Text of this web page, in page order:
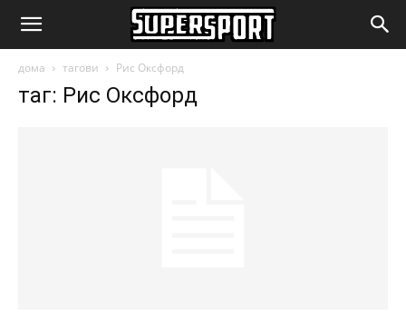
SuperSport.mk
дома тагови Рис Оксфорд
таг: Рис Оксфорд